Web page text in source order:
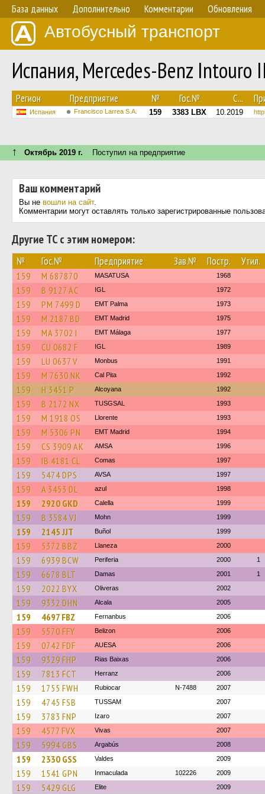
База данных Дополнительно Комментарии Обновления
Автобусный транспорт
Испания, Mercedes-Benz
Регион Предприятие № Гос.№ С...
Испания Francisco Larrea S.A. 159 3383 LBX 10.2019
↑ Октябрь 2019 г. Поступил на предприятие
Ваш комментарий
Вы не вошли на сайт.
Комментарии могут оставлять только зарегистрированные
Другие ТС с этим номером:
№ Гос.№ Предприятие Зав.№ Постр. Утил.
159 M 687870 MASATUSA 1968
159 B 9127 AC IGL 1972
159 PM 7499 D EMT Palma 1973
159 M 2187 BD EMT Madrid 1975
159 MA 3702 I EMT Málaga 1977
159 CU 0682 F IGL 1989
159 LU 0637 V Monbus 1991
159 M 7630 NK Cal Pita 1992
159 H 3451 P Alcoyana 1992
159 B 2172 NX TUSGSAL 1993
159 M 1918 OS Llorente 1993
159 M 5306 PN EMT Madrid 1994
159 CS 3909 AK AMSA 1996
159 IB 4181 CL Comas 1997
159 5474 DPS AVSA 1997
159 A 3453 DL azul 1998
159 2920 GKD Calella 1999
159 B 3584 VJ Mohn 1999
159 2145 JJT Buñol 1999
159 5372 BBZ Llaneza 2000
159 6939 BCW Periferia 2000 1
159 6678 BLT Damas 2001 1
159 2022 BYX Oliveras 2002
159 9332 DHN Alcala 2005
159 4697 FBZ Fernanbus 2006
159 5570 FFY Belizon 2006
159 0742 FDF AUESA 2006
159 9329 FHP Rias Baixas 2006
159 7813 FCT Herranz 2006
159 1755 FWH Rubiocar N-7488 2007
159 4745 FSB TUSSAM 2007
159 3783 FNP Izaro 2007
159 4577 FVX Vivas 2007
159 5994 GBS Argabús 2008
159 2330 GSS Valdes 2009
159 1541 GPN Inmaculada 102226 2009
159 5429 GLG Elite 2009